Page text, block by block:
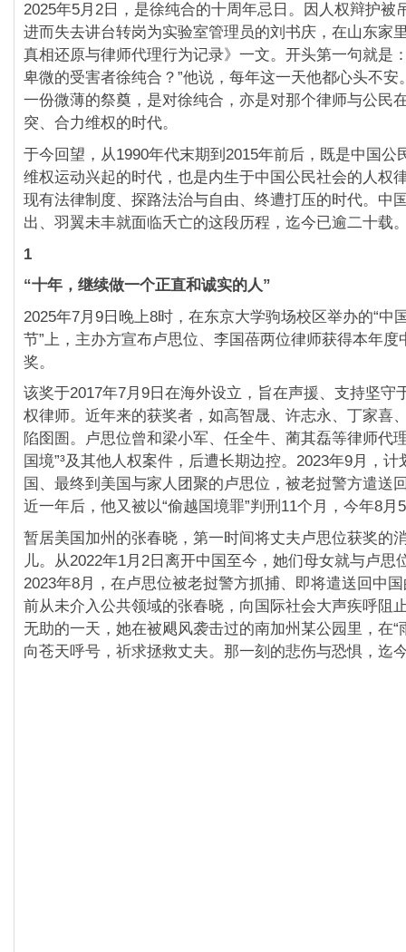
2025年5月2日，是徐纯合的十周年忌日。因人权辩护被
进而失去讲台转岗为实验室管理员的刘书庆，在山东家
真相还原与律师代理行为记录》一文。开头第一句就是
卑微的受害者徐纯合？”他说，每年这一天他都心头不安
一份微薄的祭奠，是对徐纯合，亦是对那个律师与公民
突、合力维权的时代。
于今回望，从1990年代末期到2015年前后，既是中国公
维权运动兴起的时代，也是内生于中国公民社会的人权
现有法律制度、探路法治与自由、终遭打压的时代。中
出、羽翼未丰就面临夭亡的这段历程，迄今已逾二十载
1
“十年，继续做一个正直和诚实的人”
2025年7月9日晚上8时，在东京大学驹场校区举办的“中
节”上，主办方宣布卢思位、李国蓓两位律师获得本年度
奖。
该奖于2017年7月9日在海外设立，旨在声援、支持坚守
权律师。近年来的获奖者，如高智晟、许志永、丁家喜
陷囹圄。卢思位曾和梁小军、任全牛、蔺其磊等律师代
国境”³及其他人权案件，后遭长期边控。2023年9月，
国、最终到美国与家人团聚的卢思位，被老挝警方遣送
近一年后，他又被以“偷越国境罪”判刑11个月，今年8月
暂居美国加州的张春晓，第一时间将丈夫卢思位获奖的
儿。从2022年1月2日离开中国至今，她们母女就与卢思
2023年8月，在卢思位被老挝警方抓捕、即将遣送回中
前从未介入公共领域的张春晓，向国际社会大声疾呼阻
无助的一天，她在被飓风袭击过的南加州某公园里，在“
向苍天呼号，祈求拯救丈夫。那一刻的悲伤与恐惧，迄